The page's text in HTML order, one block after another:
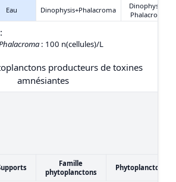
Eau
Dinophysis+Phalacroma
Dinophysis +
Phalacroma
: 100 n(cellules)/L
producteurs de toxines
amnésiantes
Famille
phytoplanctons
Phytoplanctons